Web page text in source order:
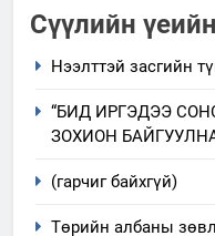
Сүүлийн
Нээлттэй засгийн
“БИД ИРГЭДЭЭ
ЗОХИОН
(гарчиг байхгүй)
Төрийн албаны